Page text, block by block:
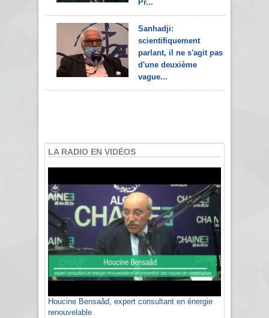
Pr...
Sanhadji:
scientifiquement
parlant, il ne s'agit pas
d'une deuxième
vague...
LA RADIO EN VIDÉOS
Houcine Bensaâd, expert consultant en énergie
renouvelable